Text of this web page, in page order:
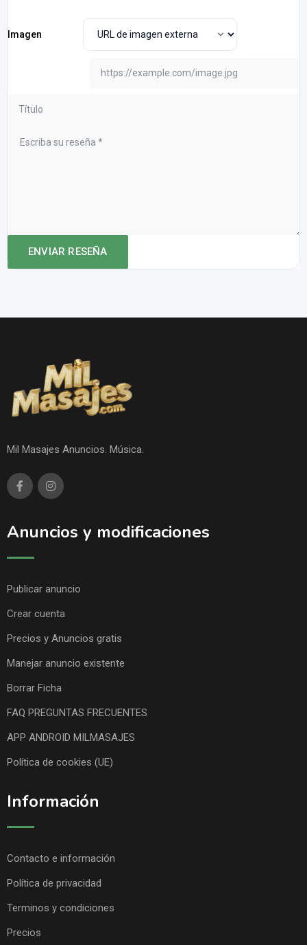
Imagen
Mil Masajes Anuncios. Música.
Anuncios y modificaciones
Publicar anuncio
Crear cuenta
Precios y Anuncios gratis
Manejar anuncio existente
Borrar Ficha
FAQ PREGUNTAS FRECUENTES
APP ANDROID MILMASAJES
Política de cookies (UE)
Información
Contacto e información
Política de privacidad
Terminos y condiciones
Precios